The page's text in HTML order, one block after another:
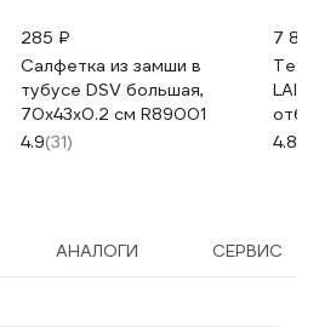
285 ₽
Салфетка из замши в
тубусе DSV большая,
70х43х0.2 см R89001
4.9(31)
7 844 ₽
LAIMA ВАФЕЛЬНОЕ
4.8
АНАЛОГИ СЕРВИС